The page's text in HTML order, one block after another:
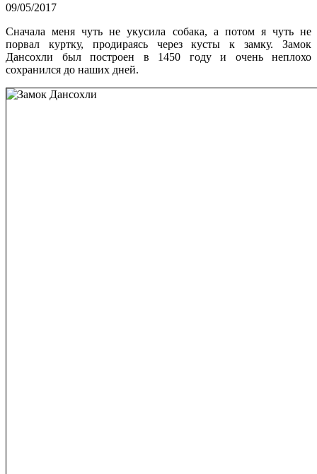
09/05/2017
Сначала меня чуть не укусила собака, а потом я чуть не
порвал куртку, продираясь через кусты к замку. Замок
Дансохли был построен в 1450 году и очень неплохо
сохранился до наших дней.